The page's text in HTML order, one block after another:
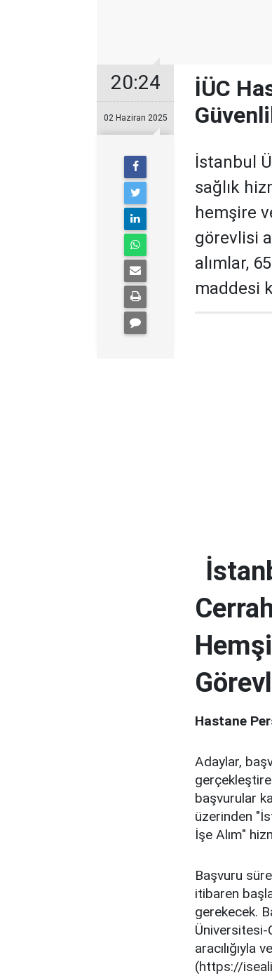
20:24
02 Haziran 2025
İÜC
İstanbul
sağlık
hemşire
görevlisi
alımlar,
maddesi
Hastane
Adaylar,
başvurular
üzerinden
İşe Alım"
Başvuru
itibaren
gerekecek.
Üniversitesi-
aracılığıyla
(https://